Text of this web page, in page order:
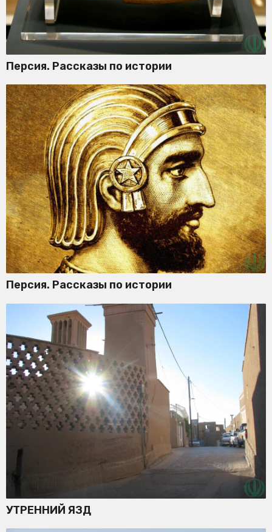
Персия. Рассказы по истории
Персия. Рассказы по истории
УТРЕННИЙ ЯЗД